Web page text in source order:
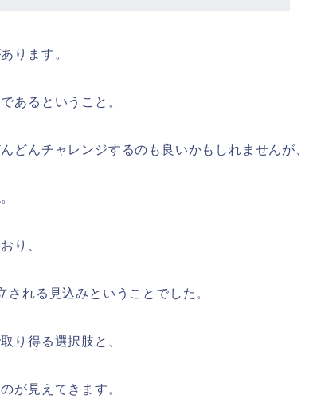
ります。
あるということ。
どんチャレンジするのも良いかもしれませんが、
り、
れる見込みということでした。
り得る選択肢と、
が見えてきます。